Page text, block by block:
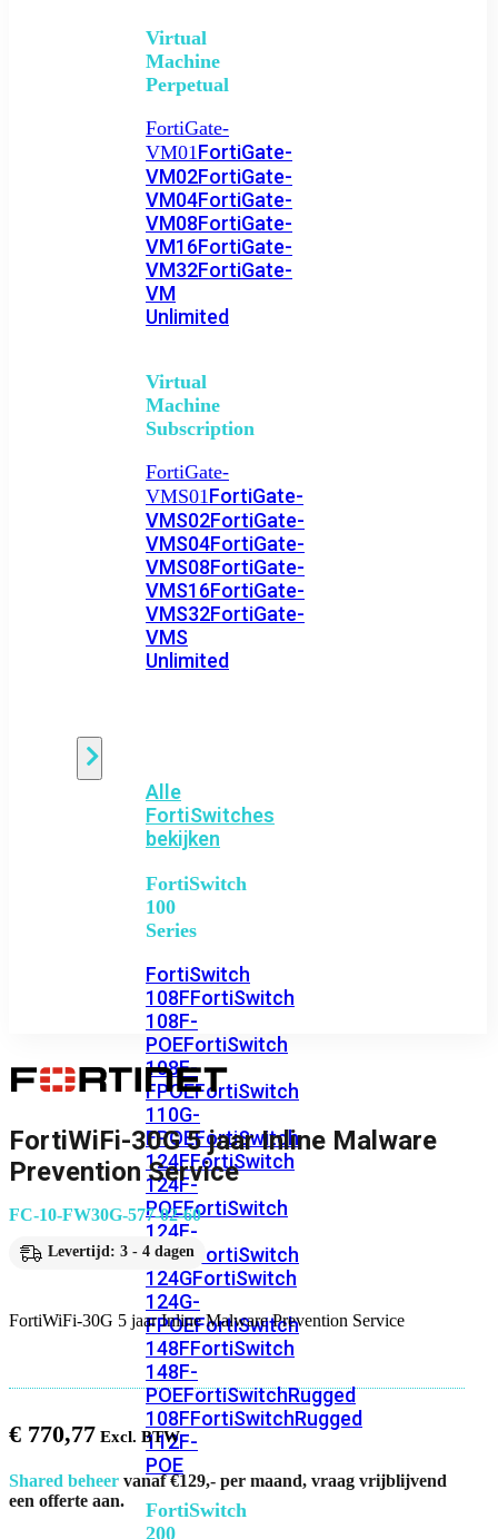
Virtual
Machine
Perpetual
FortiGate-
VM01FortiGate-
VM02FortiGate-
VM04FortiGate-
VM08FortiGate-
VM16FortiGate-
VM32FortiGate-
VM
Unlimited
Virtual
Machine
Subscription
FortiGate-
VMS01FortiGate-
VMS02FortiGate-
VMS04FortiGate-
VMS08FortiGate-
VMS16FortiGate-
VMS32FortiGate-
VMS
Unlimited
Alle
FortiSwitches
bekijken
FortiSwitch
100
Series
FortiSwitch
108FFortiSwitch
108F-
POEFortiSwitch
108F-
FPOEFortiSwitch
110G-
FPOEFortiSwitch
124FFortiSwitch
124F-
POEFortiSwitch
124F-
FPOE FortiSwitch
124GFortiSwitch
124G-
FPOEFortiSwitch
148FFortiSwitch
148F-
POEFortiSwitchRugged
108FFortiSwitchRugged
112F-
POE
FortiSwitch
200
FortiWiFi-30G 5 jaar Inline Malware
Prevention Service
FC-10-FW30G-577-02-60
Levertijd: 3 - 4 dagen
FortiWiFi-30G 5 jaar Inline Malware Prevention Service
€ 770,77
Shared beheer vanaf €129,- per maand, vraag vrijblijvend
een offerte aan.